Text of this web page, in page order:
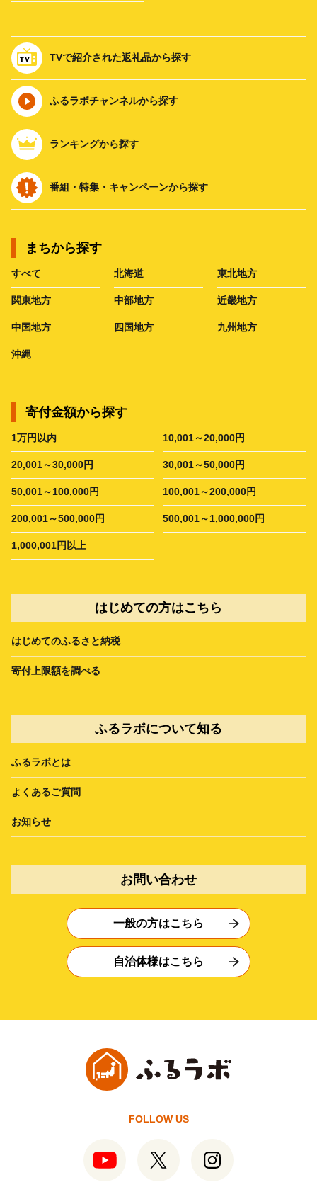
TVで紹介された返礼品から探す
ふるラボチャンネルから探す
ランキングから探す
番組・特集・キャンペーンから探す
まちから探す
すべて 北海道 東北地方
関東地方 中部地方 近畿地方
中国地方 四国地方 九州地方
沖縄
寄付金額から探す
1万円以内 10,001～20,000円
20,001～30,000円 30,001～50,000円
50,001～100,000円 100,001～200,000円
200,001～500,000円 500,001～1,000,000円
1,000,001円以上
はじめての方はこちら
はじめてのふるさと納税
寄付上限額を調べる
ふるラボについて知る
ふるラボとは
よくあるご質問
お知らせ
お問い合わせ
一般の方はこちら
自治体様はこちら
FOLLOW US